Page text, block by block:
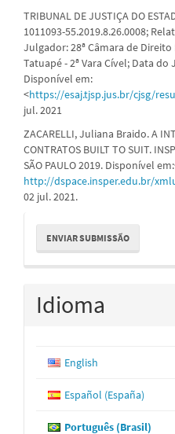
TRIBUNAL DE JUSTIÇA DO
1011093-55.2019.8.26.0008;
Julgador: 28ª Câmara de
Tatuapé - 2ª Vara Cível; Data
Disponível em:
<https://esaj.tjsp.jus.br/cjsg/
jul. 2021
ZACARELLI, Juliana Braido. A
CONTRATOS BUILT TO SUIT.
SÃO PAULO 2019. Disponível
http://dspace.insper.edu.br/
02 jul. 2021.
Enviar
Submissão
ENVIAR SUBMISSÃO
Idioma
English
Español (España)
Português (Brasil)